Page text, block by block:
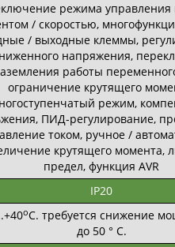
режима управления
/ скоростью,
/ выходные клеммы,
напряжения,
работы
ограничение крутящего
режим,
ПИД-регулирование,
током, ручное /
крутящего момента,
предел, функция AVR
IP20
оС. требуется снижение
до 50 ° C.